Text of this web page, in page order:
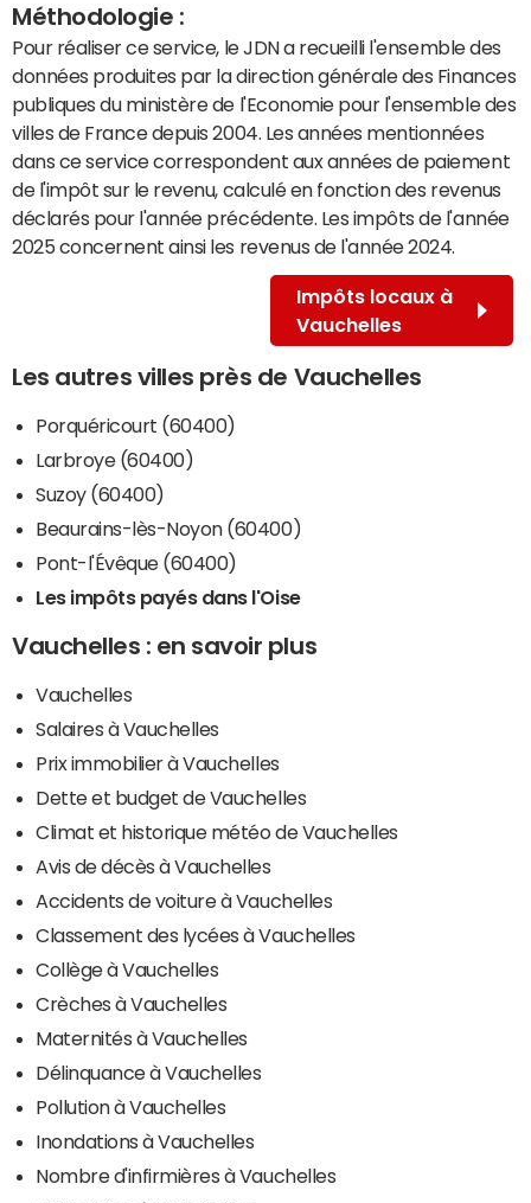
Méthodologie :
Pour réaliser ce service, le JDN a recueilli l'ensemble des
données produites par la direction générale des Finances
publiques du ministère de l'Economie pour l'ensemble des
villes de France depuis 2004. Les années mentionnées
dans ce service correspondent aux années de paiement
de l'impôt sur le revenu, calculé en fonction des revenus
déclarés pour l'année précédente. Les impôts de l'année
2025 concernent ainsi les revenus de l'année 2024.
Impôts locaux à
Vauchelles
Les autres villes près de Vauchelles
Porquéricourt (60400)
Larbroye (60400)
Suzoy (60400)
Beaurains-lès-Noyon (60400)
Pont-l'Évêque (60400)
Les impôts payés dans l'Oise
Vauchelles : en savoir plus
Vauchelles
Salaires à Vauchelles
Prix immobilier à Vauchelles
Dette et budget de Vauchelles
Climat et historique météo de Vauchelles
Avis de décès à Vauchelles
Accidents de voiture à Vauchelles
Classement des lycées à Vauchelles
Collège à Vauchelles
Crèches à Vauchelles
Maternités à Vauchelles
Délinquance à Vauchelles
Pollution à Vauchelles
Inondations à Vauchelles
Nombre d'infirmières à Vauchelles